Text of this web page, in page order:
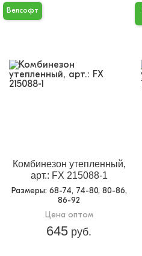
Велсофт
Комбинезон утепленный,
арт.: FX 215088-1
Размеры: 68-74, 74-80, 80-86,
86-92
Цена оптом
645 руб.